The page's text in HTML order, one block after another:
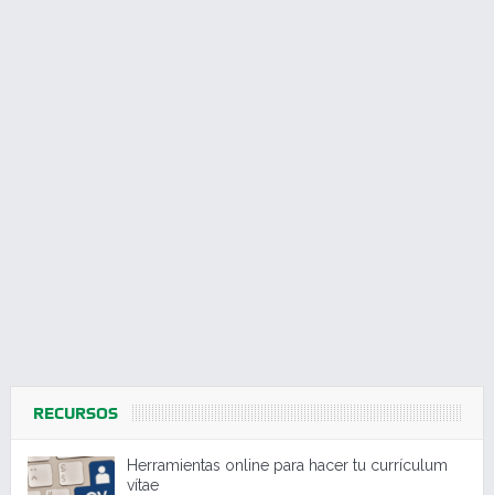
RECURSOS
Herramientas online para hacer tu currículum
vítae